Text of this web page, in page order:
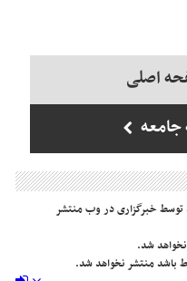
اصلی
توسط خبرگزاری در وب منتشر
شد.
باشد منتشر نخواهد شد.